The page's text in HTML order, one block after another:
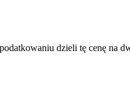
dzieli tę cenę na